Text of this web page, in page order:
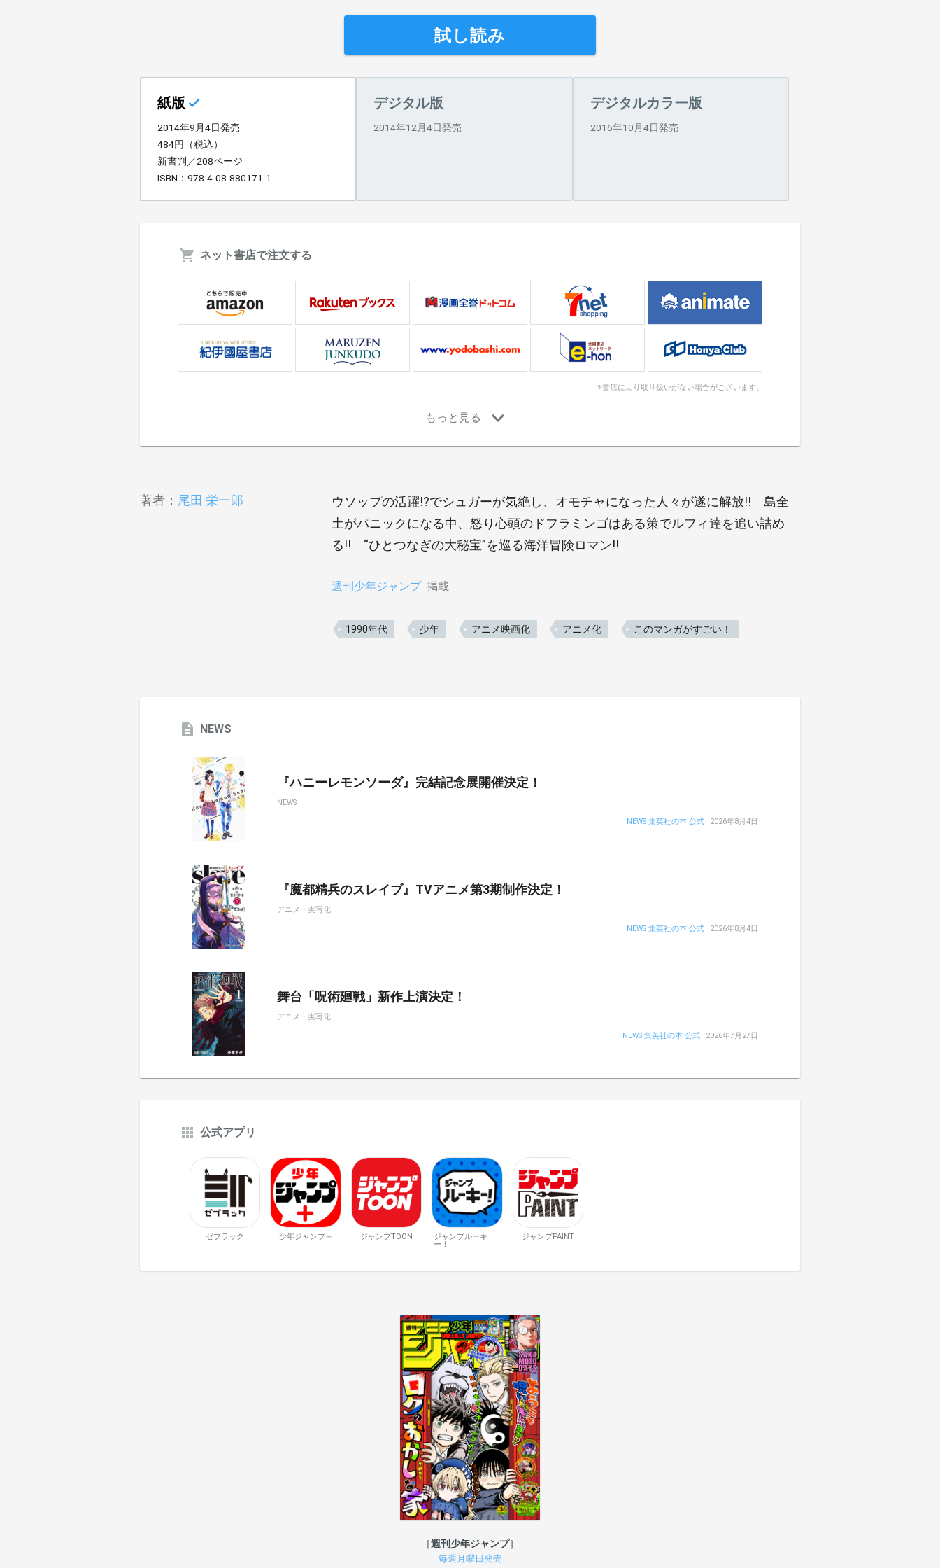
試し読み
紙版
2014年9月4日発売
484円（税込）
新書判／208ページ
ISBN：978-4-08-880171-1
デジタル版
2014年12月4日発売
デジタルカラー版
2016年10月4日発売
ネット書店で注文する
※書店により取り扱いがない場合がございます。
著者： 尾田 栄一郎
ウソップの活躍!?でシュガーが気絶し、オモチャになった人々が遂に解放!! 島全
土がパニックになる中、怒り心頭のドフラミンゴはある策でルフィ達を追い詰め
る!! “ひとつなぎの大秘宝”を巡る海洋冒険ロマン!!
週刊少年ジャンプ 掲載
1990年代 少年 アニメ映画化 アニメ化 このマンガがすごい！
NEWS
『ハニーレモンソーダ』完結記念展開催決定！
NEWS
NEWS 集英社の本 公式 2026年8月4日
『魔都精兵のスレイブ』TVアニメ第3期制作決定！
アニメ・実写化
NEWS 集英社の本 公式 2026年8月4日
舞台「呪術廻戦」新作上演決定！
アニメ・実写化
NEWS 集英社の本 公式 2026年7月27日
公式アプリ
ゼブラック 少年ジャンプ＋ ジャンプTOON
ジャンプルーキ
ー！
ジャンプPAINT
週刊少年ジャンプ
毎週月曜日発売